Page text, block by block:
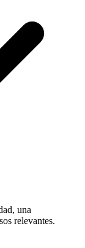
una
relevantes.